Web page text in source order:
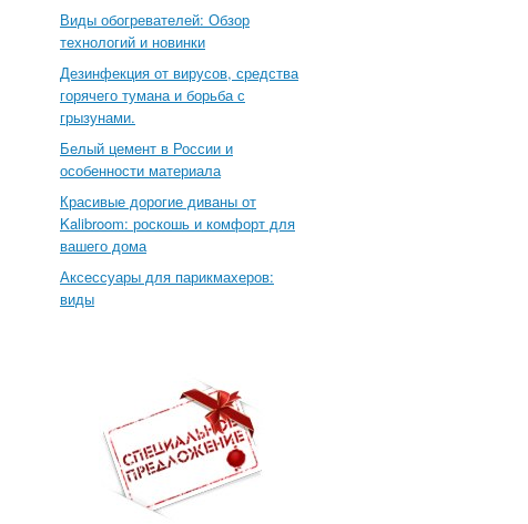
Виды обогревателей: Обзор
технологий и новинки
Дезинфекция от вирусов, средства
горячего тумана и борьба с
грызунами.
Белый цемент в России и
особенности материала
Красивые дорогие диваны от
Kalibroom: роскошь и комфорт для
вашего дома
Аксессуары для парикмахеров:
виды